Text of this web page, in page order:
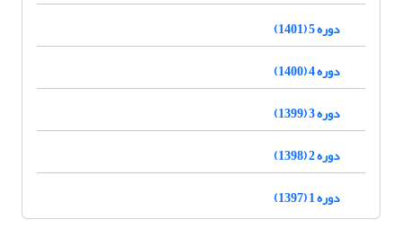
دوره 5 (1401)
دوره 4 (1400)
دوره 3 (1399)
دوره 2 (1398)
دوره 1 (1397)